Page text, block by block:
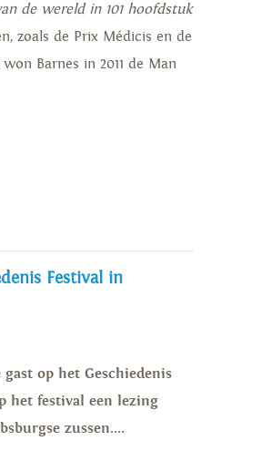
de wereld in 101 hoofdstuk
zoals de Prix Médicis en de
won Barnes in 2011 de Man
Festival in
op het Geschiedenis
het festival een lezing
zussen....